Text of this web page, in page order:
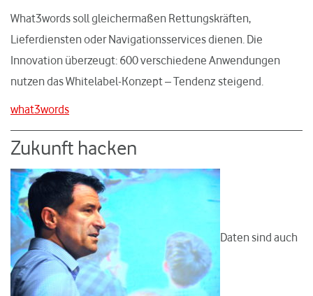
What3words soll gleichermaßen Rettungskräften,
Lieferdiensten oder Navigationsservices dienen. Die
Innovation überzeugt: 600 verschiedene Anwendungen
nutzen das Whitelabel-Konzept – Tendenz steigend.
what3words
Zukunft hacken
Daten sind auch